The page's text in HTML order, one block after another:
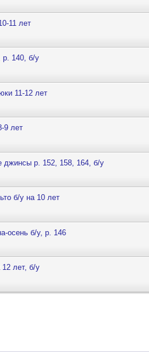
11 лет
р. 140, б/у
11-12 лет
9 лет
джинсы р. 152, 158, 164, б/у
б/у на 10 лет
осень б/у, р. 146
лет, б/у